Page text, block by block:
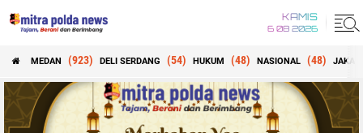
KAMIS
6 08 2026
MEDAN (923) DELI SERDANG (54) HUKUM (48) NASIONAL (48)